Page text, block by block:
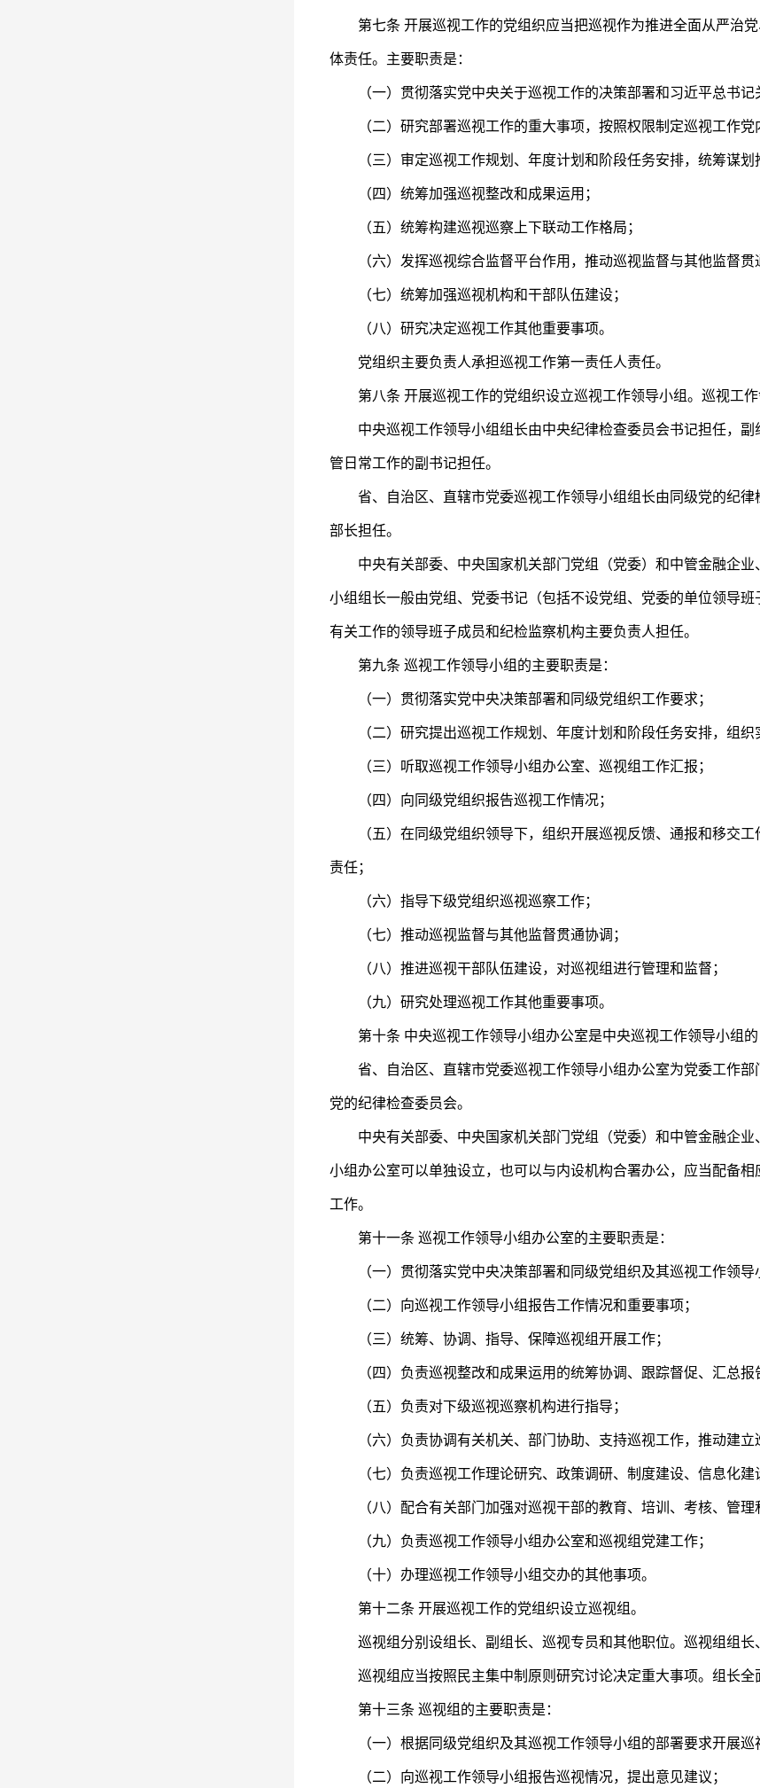
第七条 开展巡视工作的党组织应当把巡视作为推进全面从严治党
体责任。主要职责是：
（一）贯彻落实党中央关于巡视工作的决策部署和习近平总书记
（二）研究部署巡视工作的重大事项，按照权限制定巡视工作党
（三）审定巡视工作规划、年度计划和阶段任务安排，统筹谋划
（四）统筹加强巡视整改和成果运用；
（五）统筹构建巡视巡察上下联动工作格局；
（六）发挥巡视综合监督平台作用，推动巡视监督与其他监督贯
（七）统筹加强巡视机构和干部队伍建设；
（八）研究决定巡视工作其他重要事项。
党组织主要负责人承担巡视工作第一责任人责任。
第八条 开展巡视工作的党组织设立巡视工作领导小组。巡视工作
中央巡视工作领导小组组长由中央纪律检查委员会书记担任，副
管日常工作的副书记担任。
省、自治区、直辖市党委巡视工作领导小组组长由同级党的纪律
部长担任。
中央有关部委、中央国家机关部门党组（党委）和中管金融企业
小组组长一般由党组、党委书记（包括不设党组、党委的单位领导
有关工作的领导班子成员和纪检监察机构主要负责人担任。
第九条 巡视工作领导小组的主要职责是：
（一）贯彻落实党中央决策部署和同级党组织工作要求；
（二）研究提出巡视工作规划、年度计划和阶段任务安排，组织
（三）听取巡视工作领导小组办公室、巡视组工作汇报；
（四）向同级党组织报告巡视工作情况；
（五）在同级党组织领导下，组织开展巡视反馈、通报和移交工
责任；
（六）指导下级党组织巡视巡察工作；
（七）推动巡视监督与其他监督贯通协调；
（八）推进巡视干部队伍建设，对巡视组进行管理和监督；
（九）研究处理巡视工作其他重要事项。
第十条 中央巡视工作领导小组办公室是中央巡视工作领导小组的
省、自治区、直辖市党委巡视工作领导小组办公室为党委工作部
党的纪律检查委员会。
中央有关部委、中央国家机关部门党组（党委）和中管金融企业
小组办公室可以单独设立，也可以与内设机构合署办公，应当配备
工作。
第十一条 巡视工作领导小组办公室的主要职责是：
（一）贯彻落实党中央决策部署和同级党组织及其巡视工作领导
（二）向巡视工作领导小组报告工作情况和重要事项；
（三）统筹、协调、指导、保障巡视组开展工作；
（四）负责巡视整改和成果运用的统筹协调、跟踪督促、汇总报
（五）负责对下级巡视巡察机构进行指导；
（六）负责协调有关机关、部门协助、支持巡视工作，推动建立
（七）负责巡视工作理论研究、政策调研、制度建设、信息化建
（八）配合有关部门加强对巡视干部的教育、培训、考核、管理
（九）负责巡视工作领导小组办公室和巡视组党建工作；
（十）办理巡视工作领导小组交办的其他事项。
第十二条 开展巡视工作的党组织设立巡视组。
巡视组分别设组长、副组长、巡视专员和其他职位。巡视组组长
巡视组应当按照民主集中制原则研究讨论决定重大事项。组长全
第十三条 巡视组的主要职责是：
（一）根据同级党组织及其巡视工作领导小组的部署要求开展巡
（二）向巡视工作领导小组报告巡视情况，提出意见建议；